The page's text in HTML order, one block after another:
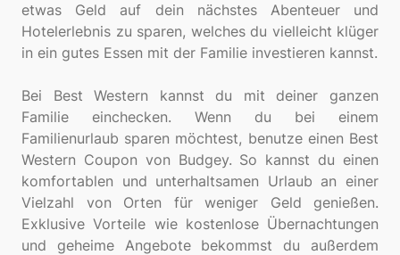
etwas Geld auf dein nächstes Abenteuer und
Hotelerlebnis zu sparen, welches du vielleicht klüger
in ein gutes Essen mit der Familie investieren kannst.
Bei Best Western kannst du mit deiner ganzen
Familie einchecken. Wenn du bei einem
Familienurlaub sparen möchtest, benutze einen Best
Western Coupon von Budgey. So kannst du einen
komfortablen und unterhaltsamen Urlaub an einer
Vielzahl von Orten für weniger Geld genießen.
Exklusive Vorteile wie kostenlose Übernachtungen
und geheime Angebote bekommst du außerdem